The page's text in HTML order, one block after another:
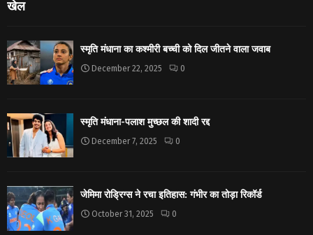
खेल
स्मृति मंधाना का कश्मीरी बच्ची को दिल जीतने वाला जवाब
December 22, 2025 0
स्मृति मंधाना-पलाश मुच्छल की शादी रद्द
December 7, 2025 0
जेमिमा रोड्रिग्स ने रचा इतिहास: गंभीर का तोड़ा रिकॉर्ड
October 31, 2025 0